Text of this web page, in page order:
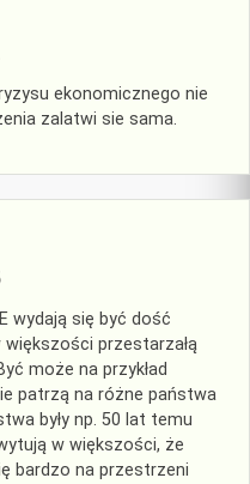
ekonomicznego nie
zalatwi sie sama.
wydają się być dość
większości przestarzałą
może na przykład
patrzą na różne państwa
były np. 50 lat temu
w większości, że
bardzo na przestrzeni